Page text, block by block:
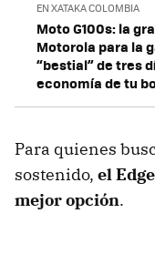
EN XATAKA COLOMBIA
Moto G100s: la
Motorola para la
“bestial” de tres
economía de tu
Para quienes
sostenido, el
mejor opción.